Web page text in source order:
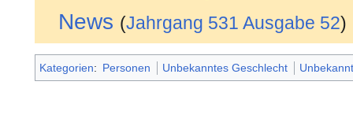
News (Jahrgang 531 Ausgabe 52)
Kategorien: Personen Unbekanntes Geschlecht